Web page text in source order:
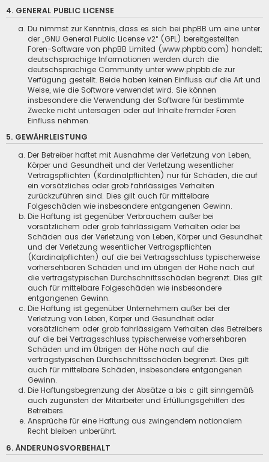
4. GENERAL PUBLIC LICENSE
Du nimmst zur Kenntnis, dass es sich bei phpBB um eine unter
der „GNU General Public License v2“ (GPL) bereitgestellten
Foren-Software von phpBB Limited (www.phpbb.com) handelt;
deutschsprachige Informationen werden durch die
deutschsprachige Community unter www.phpbb.de zur
Verfügung gestellt. Beide haben keinen Einfluss auf die Art und
Weise, wie die Software verwendet wird. Sie können
insbesondere die Verwendung der Software für bestimmte
Zwecke nicht untersagen oder auf Inhalte fremder Foren
Einfluss nehmen.
5. GEWÄHRLEISTUNG
Der Betreiber haftet mit Ausnahme der Verletzung von Leben,
Körper und Gesundheit und der Verletzung wesentlicher
Vertragspflichten (Kardinalpflichten) nur für Schäden, die auf
ein vorsätzliches oder grob fahrlässiges Verhalten
zurückzuführen sind. Dies gilt auch für mittelbare
Folgeschäden wie insbesondere entgangenen Gewinn.
Die Haftung ist gegenüber Verbrauchern außer bei
vorsätzlichem oder grob fahrlässigem Verhalten oder bei
Schäden aus der Verletzung von Leben, Körper und Gesundheit
und der Verletzung wesentlicher Vertragspflichten
(Kardinalpflichten) auf die bei Vertragsschluss typischerweise
vorhersehbaren Schäden und im übrigen der Höhe nach auf
die vertragstypischen Durchschnittsschäden begrenzt. Dies gilt
auch für mittelbare Folgeschäden wie insbesondere
entgangenen Gewinn.
Die Haftung ist gegenüber Unternehmern außer bei der
Verletzung von Leben, Körper und Gesundheit oder
vorsätzlichem oder grob fahrlässigem Verhalten des Betreibers
auf die bei Vertragsschluss typischerweise vorhersehbaren
Schäden und im Übrigen der Höhe nach auf die
vertragstypischen Durchschnittsschäden begrenzt. Dies gilt
auch für mittelbare Schäden, insbesondere entgangenen
Gewinn.
Die Haftungsbegrenzung der Absätze a bis c gilt sinngemäß
auch zugunsten der Mitarbeiter und Erfüllungsgehilfen des
Betreibers.
Ansprüche für eine Haftung aus zwingendem nationalem
Recht bleiben unberührt.
6. ÄNDERUNGSVORBEHALT